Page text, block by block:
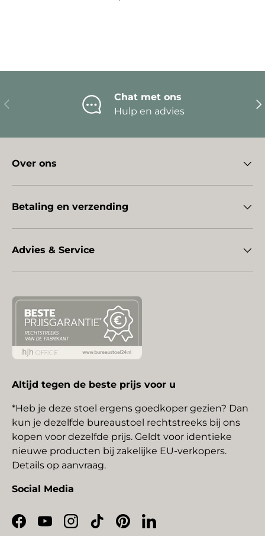
Vorige
Chat met ons
Hulp en advies
Over ons
Betaling en verzending
Advies & Service
Altijd tegen de beste prijs voor u
*Heb je deze stoel ergens goedkoper gezien? Dan
kun je dezelfde bureaustoel rechtstreeks bij ons
kopen voor dezelfde prijs. Geldt voor identieke
nieuwe producten bij zakelijke EU-verkopers.
Details op aanvraag.
Social Media
Facebook
YouTubeInstagram
TikTokPinterestLinkedIn